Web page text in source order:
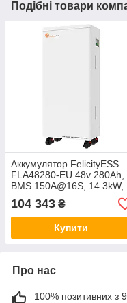
Подібні товари
Аккумулятор FelicityESS
FLA48280-EU 48v 280Ah,
BMS 150A@16S, 14.3kW,
до 15 parallel,
CAN&RS485, IP21,
6000Cycles,
104 343 ₴
Купити
Про нас
100% позитивних з 9